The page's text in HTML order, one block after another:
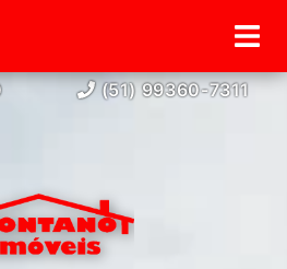
(51) 99360-7311